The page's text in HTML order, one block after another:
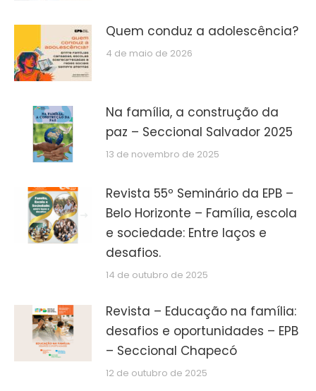
Quem conduz a adolescência?
4 de maio de 2026
Na família, a construção da
paz – Seccional Salvador 2025
13 de novembro de 2025
Revista 55º Seminário da EPB –
Belo Horizonte – Família, escola
e sociedade: Entre laços e
desafios.
14 de outubro de 2025
Revista – Educação na família:
desafios e oportunidades – EPB
– Seccional Chapecó
12 de outubro de 2025